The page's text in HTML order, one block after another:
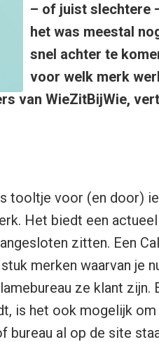
– of juist slechtere
het was meestal
snel achter te
voor welk merk
van WieZitBijWie,
tooltje voor (en door)
Het biedt een
zitten. Een
merken waarvan je
ze klant zijn.
is het ook mogelijk om
bureau al op de site